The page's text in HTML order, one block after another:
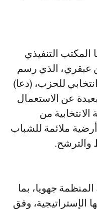
المكتب التنفيذي
عبقري، الذي رسم
للحزب، (دعا)
عن الاستعمال
من
ملائمة للشباب
والترشح.
جهويا، بما
الإستراتيجية، وفق